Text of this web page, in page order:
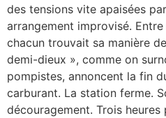
des tensions vite apaisées
arrangement improvisé.
chacun trouvait sa manière
demi-dieux », comme on
pompistes, annoncent la fin
carburant. La station ferme.
découragement. Trois